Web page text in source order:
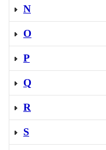
N
O
P
Q
R
S